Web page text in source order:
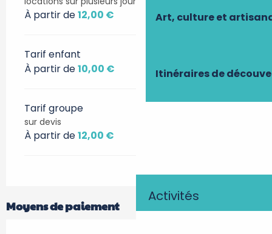
Art, culture et
Itinéraires de
Activités
À partir de12,00 €
Tarif enfant
À partir de10,00 €
Tarif groupe
sur devis
À partir de12,00 €
Moyens de paiement